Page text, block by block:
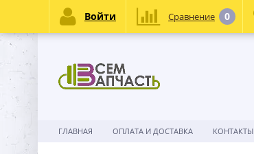
ГЛАВНАЯ ОПЛАТА И ДОСТАВКА КОНТАКТЫ
Войти Сравнение 0